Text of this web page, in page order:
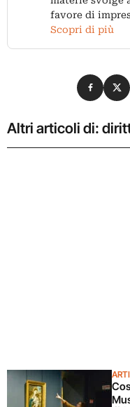
favore di
Scopri di più
Condividi
Altri articoli di: